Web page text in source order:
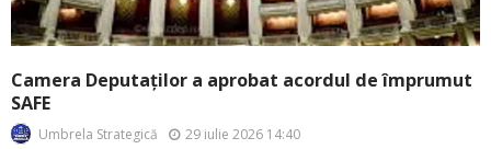
Camera Deputaților a aprobat acordul de împrumut
SAFE
Umbrela Strategică 29 iulie 2026 14:40